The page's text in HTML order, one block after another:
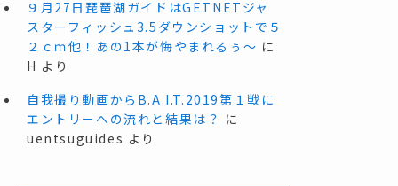
９月27日琵琶湖ガイドはGETNETジャ
スターフィッシュ3.5ダウンショットで５
２ｃｍ他！あの1本が悔やまれるぅ～ に
H より
自我撮り動画からB.A.I.T.2019第１戦に
エントリーへの流れと結果は？ に
uentsuguides より